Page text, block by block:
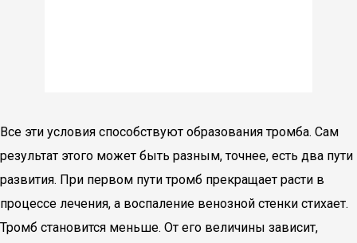
Все эти условия способствуют образования тромба. Сам
результат этого может быть разным, точнее, есть два пути
развития. При первом пути тромб прекращает расти в
процессе лечения, а воспаление венозной стенки стихает.
Тромб становится меньше. От его величины зависит,